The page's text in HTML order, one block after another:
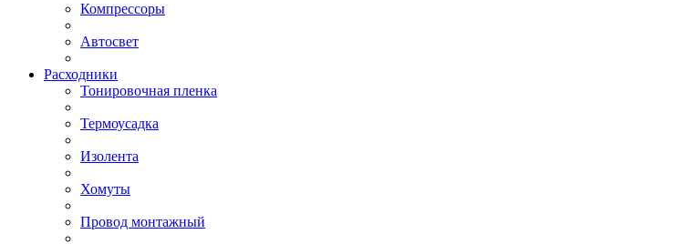
Компрессоры
Автосвет
Расходники
Тонировочная пленка
Термоусадка
Изолента
Хомуты
Провод монтажный